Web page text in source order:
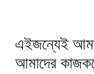
এইজন্যেই
আমাদের